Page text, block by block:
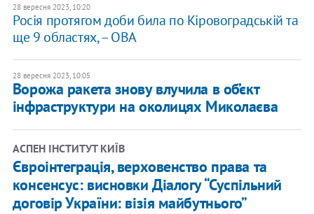
28 вересня 2023, 10:20
Росія протягом доби била по Кіровоградській та
ще 9 областях, – ОВА
28 вересня 2023, 10:05
Ворожа ракета знову влучила в об’єкт
інфраструктури на околицях Миколаєва
АСПЕН ІНСТИТУТ КИЇВ
Євроінтеграція, верховенство права та
консенсус: висновки Діалогу “Суспільний
договір України: візія майбутнього”